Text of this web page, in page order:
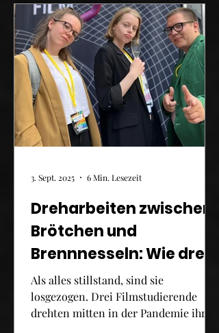
Dreharbeiten zwischen
Brötchen und
Brennnesseln: Wie drei
Filmstudierende
während der Pandemie
einen Langfilm drehten
Als alles stillstand, sind sie
losgezogen. Drei Filmstudierende
drehten mitten in der Pandemie ihren
3. Sept. 2025 6 Min. Lesezeit